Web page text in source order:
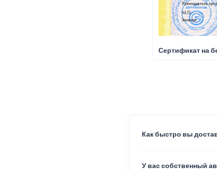
Сертификат на
Как быстро вы
У вас собственный